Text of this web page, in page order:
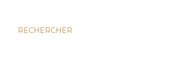
RECHERCHER